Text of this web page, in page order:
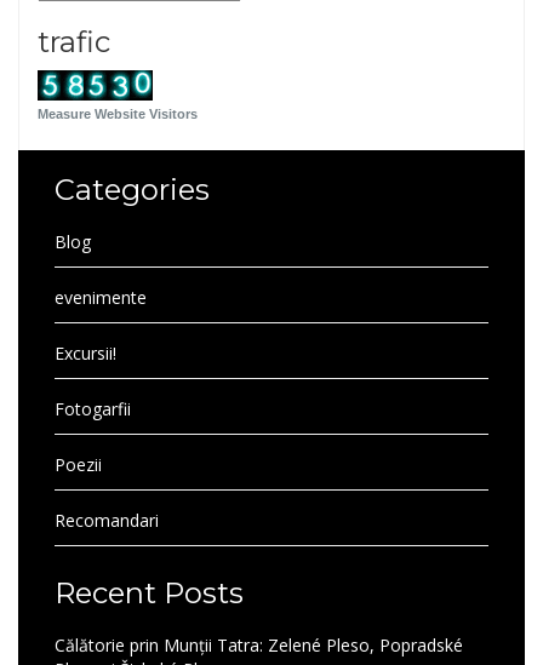
trafic
Measure Website Visitors
Categories
Blog
evenimente
Excursii!
Fotogarfii
Poezii
Recomandari
Recent Posts
Călătorie prin Munții Tatra: Zelené Pleso, Popradské